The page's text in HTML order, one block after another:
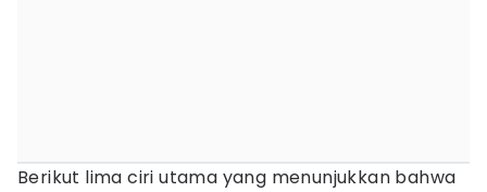
Berikut lima ciri utama yang menunjukkan bahwa